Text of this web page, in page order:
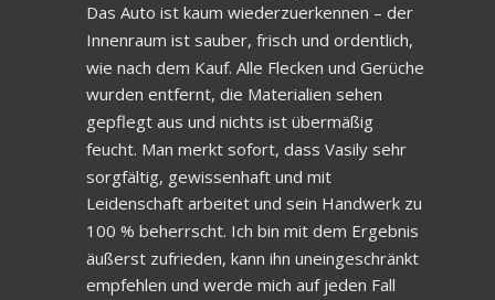
Das Auto ist kaum wiederzuerkennen – der
Innenraum ist sauber, frisch und ordentlich,
wie nach dem Kauf. Alle Flecken und Gerüche
wurden entfernt, die Materialien sehen
gepflegt aus und nichts ist übermäßig
feucht. Man merkt sofort, dass Vasily sehr
sorgfältig, gewissenhaft und mit
Leidenschaft arbeitet und sein Handwerk zu
100 % beherrscht. Ich bin mit dem Ergebnis
äußerst zufrieden, kann ihn uneingeschränkt
empfehlen und werde mich auf jeden Fall